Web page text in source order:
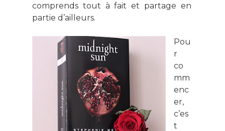
comprends tout à fait et partage en
partie d’ailleurs.
Pou
r
co
mm
enc
er,
c’es
t